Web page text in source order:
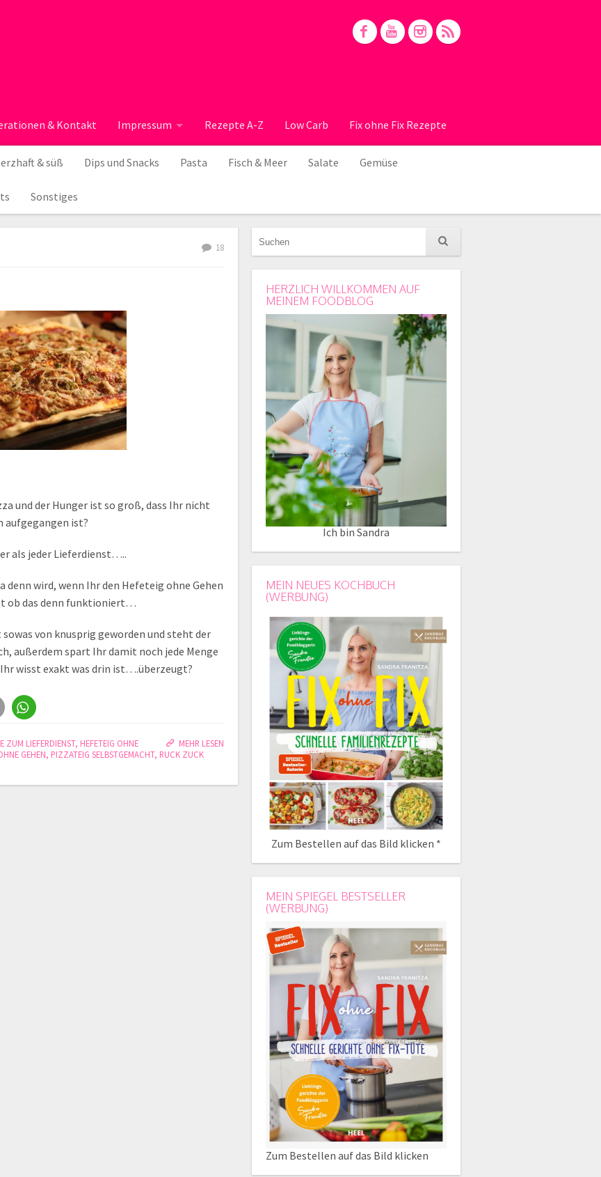
& Kontakt Impressum Rezepte A-Z Low Carb Fix ohne Fix Rezepte
& süß Dips und Snacks Pasta Fisch & Meer Salate Gemüse
Sonstiges
18
und der Hunger ist so groß, dass Ihr nicht
aufgegangen ist?
als jeder Lieferdienst…..
denn wird, wenn Ihr den Hefeteig ohne Gehen
ob das denn funktioniert…
von knusprig geworden und steht der
außerdem spart Ihr damit noch jede Menge
wisst exakt was drin ist….überzeugt?
MEHR LESEN
ZUM LIEFERDIENST, HEFETEIG OHNE
GEHEN, PIZZATEIG SELBSTGEMACHT, RUCK ZUCK
HERZLICH WILLKOMMEN AUF
MEINEM FOODBLOG
Ich bin Sandra
MEIN NEUES KOCHBUCH
(WERBUNG)
Zum Bestellen auf das Bild klicken *
MEIN SPIEGEL BESTSELLER
(WERBUNG)
Zum Bestellen auf das Bild klicken